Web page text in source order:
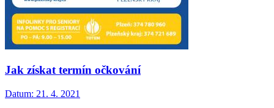
Jak získat termín očkování
Datum: 21. 4. 2021